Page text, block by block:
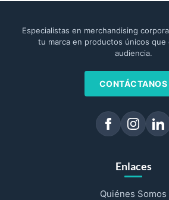
Especialistas en merchandising
tu marca en productos únicos que
audiencia.
CONTÁCTANOS
Enlaces
Quiénes Somos